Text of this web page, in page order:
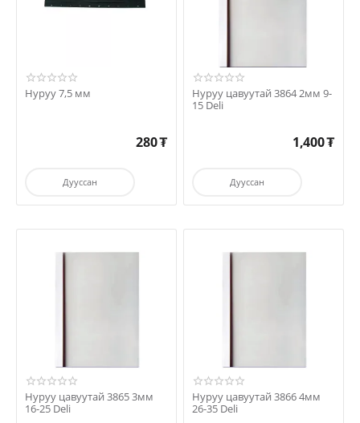
Нуруу 7,5 мм
280₮
Дууссан
Нуруу цавуутай 3864 2мм 9-
15 Deli
1,400₮
Дууссан
Нуруу цавуутай 3865 3мм
16-25 Deli
Нуруу цавуутай 3866 4мм
26-35 Deli